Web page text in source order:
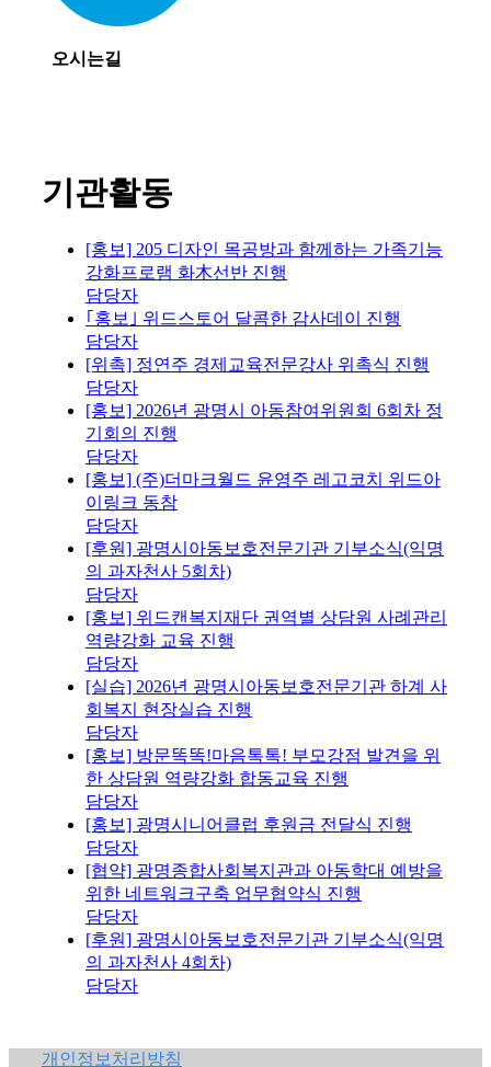
오시는길
기관활동
[홍보] 205 디자인 목공방과 함께하는 가족기능
강화프로램 화木선반 진행
담당자
｢홍보｣ 위드스토어 달콤한 감사데이 진행
담당자
[위촉] 정연주 경제교육전문강사 위촉식 진행
담당자
[홍보] 2026년 광명시 아동참여위원회 6회차 정
기회의 진행
담당자
[홍보] (주)더마크월드 윤영주 레고코치 위드아
이링크 동참
담당자
[후원] 광명시아동보호전문기관 기부소식(익명
의 과자천사 5회차)
담당자
[홍보] 위드캔복지재단 권역별 상담원 사례관리
역량강화 교육 진행
담당자
[실습] 2026년 광명시아동보호전문기관 하계 사
회복지 현장실습 진행
담당자
[홍보] 방문똑똑!마음톡톡! 부모강점 발견을 위
한 상담원 역량강화 합동교육 진행
담당자
[홍보] 광명시니어클럽 후원금 전달식 진행
담당자
[협약] 광명종합사회복지관과 아동학대 예방을
위한 네트워크구축 업무협약식 진행
담당자
[후원] 광명시아동보호전문기관 기부소식(익명
의 과자천사 4회차)
담당자
개인정보처리방침